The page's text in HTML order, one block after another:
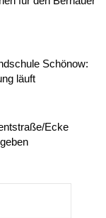
Schönow:
läuft
Ecke